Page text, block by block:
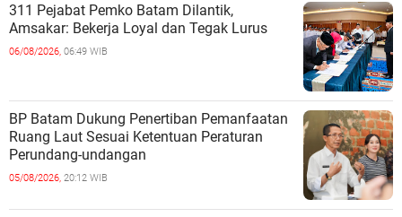
311 Pejabat Pemko Batam Dilantik,
Amsakar: Bekerja Loyal dan Tegak Lurus
06/08/2026, 06:49 WIB
BP Batam Dukung Penertiban Pemanfaatan
Ruang Laut Sesuai Ketentuan Peraturan
Perundang-undangan
05/08/2026, 20:12 WIB